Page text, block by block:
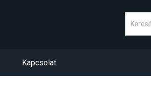
Kapcsolat